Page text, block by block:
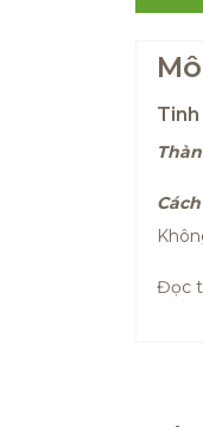
Đọc